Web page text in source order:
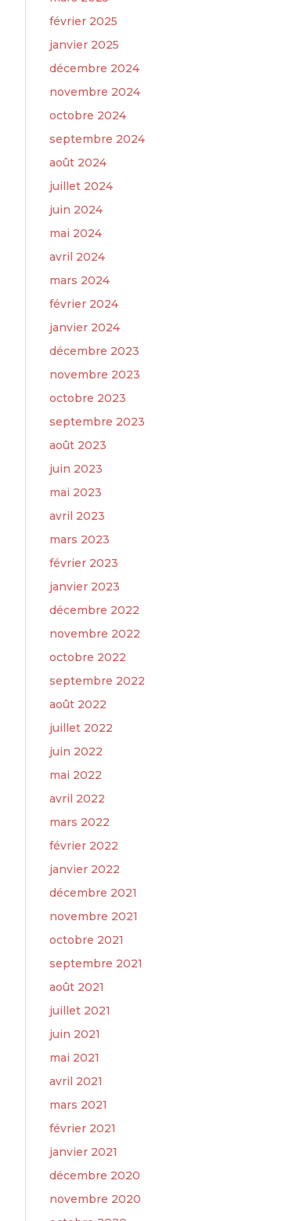
février 2025
janvier 2025
décembre 2024
novembre 2024
octobre 2024
septembre 2024
août 2024
juillet 2024
juin 2024
mai 2024
avril 2024
mars 2024
février 2024
janvier 2024
décembre 2023
novembre 2023
octobre 2023
septembre 2023
août 2023
juin 2023
mai 2023
avril 2023
mars 2023
février 2023
janvier 2023
décembre 2022
novembre 2022
octobre 2022
septembre 2022
août 2022
juillet 2022
juin 2022
mai 2022
avril 2022
mars 2022
février 2022
janvier 2022
décembre 2021
novembre 2021
octobre 2021
septembre 2021
août 2021
juillet 2021
juin 2021
mai 2021
avril 2021
mars 2021
février 2021
janvier 2021
décembre 2020
novembre 2020